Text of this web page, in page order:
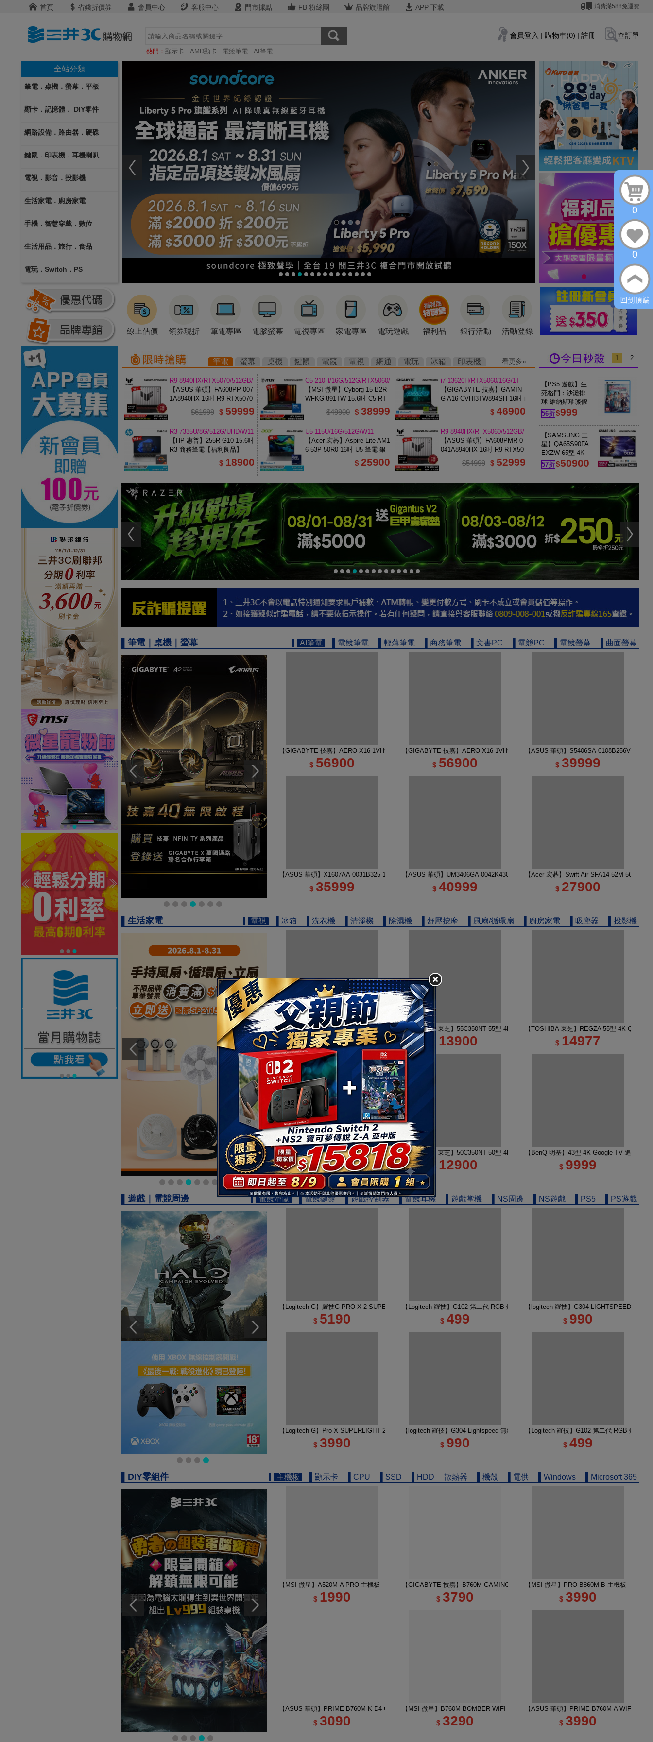
首頁 省錢折價券 會員中心 客服中心 門市據點 FB 粉絲團 品牌旗艦館 APP 下載 消費滿588免運費
會員登入 | 購物車(0) | 註冊 查訂單
全站分類
筆電．桌機．螢幕．平板
顯卡．記憶體． DIY零件
網路設備．路由器．硬碟
鍵鼠．印表機．耳機喇叭
電視．影音．投影機
生活家電．廚房家電
手機．智慧穿戴．數位
生活用品．旅行．食品
電玩．Switch．PS
熱門： 顯示卡 AMD顯卡 電競筆電 AI筆電
線上估價 領券現折 筆電專區 電腦螢幕 電視專區 家電專區 電玩遊戲 福利品 銀行活動 活動登錄
筆電 螢幕 桌機 鍵鼠 電競 電視 網通 電玩 冰箱 印表機 看更多
R9 8940HX/RTX5070/512GB/
16G
【ASUS 華碩】FA608PP-007
1A8940HX 16吋 R9 RTX5070
電競筆電
$61999 $ 59999
C5-210H/16G/512G/RTX5060/
W11
【MSI 微星】Cyborg 15 B2R
WFKG-891TW 15.6吋 C5 RT
X5060 電競筆電【福利良品】
$49900 $ 38999
i7-13620H/RTX5060/16G/1T
B/W11
【GIGABYTE 技嘉】GAMIN
G A16 CVHI3TW894SH 16吋 i
7 RTX5060 電競筆電 鋼鐵黑
$ 46900
R3-7335U/8G/512G/UHD/W11
【HP 惠普】255R G10 15.6吋
R3 商務筆電【福利良品】
$ 18900
U5-115U/16G/512G/W11
【Acer 宏碁】Aspire Lite AM1
6-53P-50R0 16吋 U5 筆電 銀
$ 25900
R9 8940HX/RTX5060/512GB/
16G
【ASUS 華碩】FA608PMR-0
041A8940HX 16吋 R9 RTX50
60 電競筆電
$54999 $ 52999
1 2
【PS5 遊戲】生
死格鬥：沙灘排
球 維納斯璀璨假
期
56折$999
【SAMSUNG 三
星】QA65S90FA
EXZW 65型 4K
OLED AI智慧顯
示器｜含壁掛安
57折$50900
▌筆電｜桌機｜螢幕 ▌AI筆電 ▌電競筆電 ▌輕薄筆電 ▌商務筆電 ▌文書PC ▌電競PC ▌電競螢幕 ▌曲面螢幕
【GIGABYTE 技嘉】AERO X16 1VH93TWC94AH 16吋 R7 RTX5060 AI電競筆電｜太空灰
$ 56900
【GIGABYTE 技嘉】AERO X16 1VH93TWC94DH 16吋 R7 RTX5060 AI電競筆電｜幻月
$ 56900
【ASUS 華碩】S5406SA-0108B256V 14吋
$ 39999
【ASUS 華碩】X1607AA-0031B325 16吋 U5 輕薄AI筆電
$ 35999
【ASUS 華碩】UM3406GA-0042K430H 14吋 R5 AI筆電 玉石黑
$ 40999
【Acer 宏碁】Swift Air SFA14-52M-56KA
$ 27900
▌生活家電 ▌電視 ▌冰箱 ▌洗衣機 ▌清淨機 ▌除濕機 ▌舒壓按摩 ▌風扇/循環扇 ▌廚房家電 ▌吸塵器 ▌投影機
【TOSHIBA 東芝】REGZA 50型 4K QLED Google TV 50M450NT液晶顯示器｜含壁掛安裝
$ 13111
【TOSHIBA 東芝】55C350NT 55型 4K Google TV 液晶顯示器｜含壁掛(固定式)+安裝
$ 13900
【TOSHIBA 東芝】REGZA 55型 4K QLED
$ 14977
【TOSHIBA 東芝】REGZA 65型 4K QLED Google TV 65M450NT液晶顯示器｜含壁掛安裝+架子
$ 19999
【TOSHIBA 東芝】50C350NT 50型 4K Google TV 液晶顯示器｜含基本安裝
$ 12900
【BenQ 明基】43型 4K Google TV 追劇護
$ 9999
▌遊戲｜電競周邊 ▌電競滑鼠 ▌電競鍵盤 ▌遊戲控制器 ▌電競耳機 ▌遊戲掌機 ▌NS周邊 ▌NS遊戲 ▌PS5 ▌PS遊戲
【Logitech G】羅技G PRO X 2 SUPERSTRIKE 無線類比遊戲滑鼠
$ 5190
【Logitech 羅技】G102 第二代 RGB 炫彩遊戲滑鼠 黑
$ 499
【logitech 羅技】G304 LIGHTSPEED 無線
$ 990
【Logitech G】Pro X SUPERLIGHT 2 DEX 無線輕量化遊戲滑鼠 黑色
$ 3990
【logitech 羅技】G304 Lightspeed 無線電競遊戲滑鼠 莫藍紫
$ 990
【Logitech 羅技】G102 第二代 RGB 炫彩遊
$ 499
▌DIY零組件 ▌主機板 ▌顯示卡 ▌CPU ▌SSD ▌HDD 散熱器 ▌機殼 ▌電供 ▌Windows ▌Microsoft 365
【MSI 微星】A520M-A PRO 主機板
$ 1990
【GIGABYTE 技嘉】B760M GAMING PLUS WIFI DDR4 主機板
$ 3790
【MSI 微星】PRO B860M-B 主機板
$ 3990
【ASUS 華碩】PRIME B760M-K D4-CSM 主機板
$ 3090
【MSI 微星】B760M BOMBER WIFI DDR5 INTEL主機板
$ 3290
【ASUS 華碩】PRIME B760M-A WIFI-CSM
$ 3990
0
0